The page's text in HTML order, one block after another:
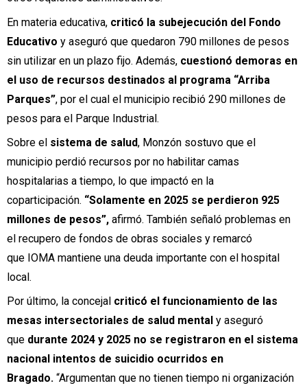
En materia educativa, criticó la subejecución del Fondo
Educativo y aseguró que quedaron 790 millones de pesos
sin utilizar en un plazo fijo. Además, cuestionó demoras en
el uso de recursos destinados al programa “Arriba
Parques”, por el cual el municipio recibió 290 millones de
pesos para el Parque Industrial.
Sobre el sistema de salud, Monzón sostuvo que el
municipio perdió recursos por no habilitar camas
hospitalarias a tiempo, lo que impactó en la
coparticipación. “Solamente en 2025 se perdieron 925
millones de pesos”, afirmó. También señaló problemas en
el recupero de fondos de obras sociales y remarcó
que IOMA mantiene una deuda importante con el hospital
local.
Por último, la concejal criticó el funcionamiento de las
mesas intersectoriales de salud mental y aseguró
que durante 2024 y 2025 no se registraron en el sistema
nacional intentos de suicidio ocurridos en
Bragado. “Argumentan que no tienen tiempo ni organización